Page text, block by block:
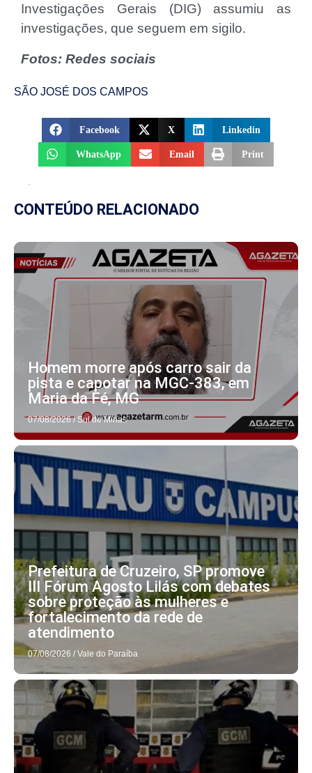
Investigações Gerais (DIG) assumiu as
investigações, que seguem em sigilo.
Fotos: Redes sociais
SÃO JOSÉ DOS CAMPOS
Facebook X Linkedin
WhatsApp Email Print
CONTEÚDO RELACIONADO
Homem morre após carro sair da
pista e capotar na MGC-383, em
Maria da Fé, MG
07/08/2026 / Sul de Minas
Prefeitura de Cruzeiro, SP promove
III Fórum Agosto Lilás com debates
sobre proteção às mulheres e
fortalecimento da rede de
atendimento
07/08/2026 / Vale do Paraíba